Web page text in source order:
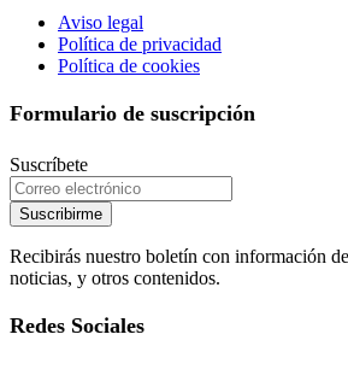
Aviso legal
Política de privacidad
Política de cookies
Formulario de suscripción
Suscríbete
Suscribirme
Recibirás nuestro boletín con información
noticias, y otros contenidos.
Redes Sociales